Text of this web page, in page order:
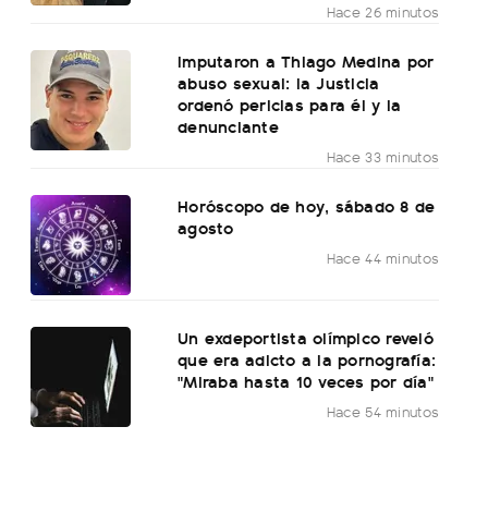
Hace 26 minutos
Imputaron a Thiago Medina por
abuso sexual: la Justicia
ordenó pericias para él y la
denunciante
Hace 33 minutos
Horóscopo de hoy, sábado 8 de
agosto
Hace 44 minutos
Un exdeportista olímpico reveló
que era adicto a la pornografía:
"Miraba hasta 10 veces por día"
Hace 54 minutos